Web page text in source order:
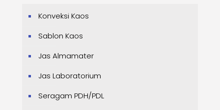
Konveksi Kaos
Sablon Kaos
Jas Almamater
Jas Laboratorium
Seragam PDH/PDL